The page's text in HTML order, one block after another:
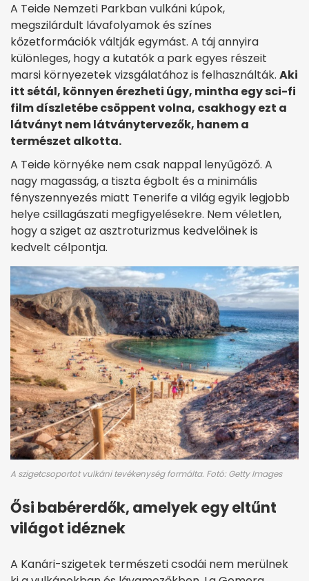
A Teide Nemzeti Parkban vulkáni kúpok,
megszilárdult lávafolyamok és színes
kőzetformációk váltják egymást. A táj annyira
különleges, hogy a kutatók a park egyes részeit
marsi környezetek vizsgálatához is felhasználták. Aki
itt sétál, könnyen érezheti úgy, mintha egy sci-fi
film díszletébe csöppent volna, csakhogy ezt a
látványt nem látványtervezők, hanem a
természet alkotta.
A Teide környéke nem csak nappal lenyűgöző. A
nagy magasság, a tiszta égbolt és a minimális
fényszennyezés miatt Tenerife a világ egyik legjobb
helye csillagászati megfigyelésekre. Nem véletlen,
hogy a sziget az asztroturizmus kedvelőinek is
kedvelt célpontja.
A szigetcsoportot vulkáni tevékenység formálta. Fotó: Getty Images
Ősi babérerdők, amelyek egy eltűnt
világot idéznek
A Kanári-szigetek természeti csodái nem merülnek